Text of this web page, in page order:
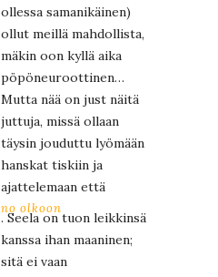
ollessa samanikäinen)
ollut meillä mahdollista,
mäkin oon kyllä aika
pöpöneuroottinen…
Mutta nää on just näitä
juttuja, missä ollaan
täysin jouduttu lyömään
hanskat tiskiin ja
ajattelemaan että
no olkoon
. Seela on tuon leikkinsä
kanssa ihan maaninen;
sitä ei vaan